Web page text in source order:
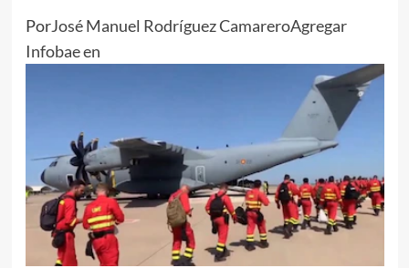
PorJosé Manuel Rodríguez CamareroAgregar
Infobae en